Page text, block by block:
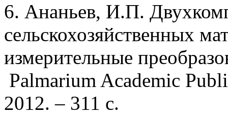
6. Ананьев, И.П.
сельскохозяйственных
измерительные
Palmarium Academic
2012. – 311 c.